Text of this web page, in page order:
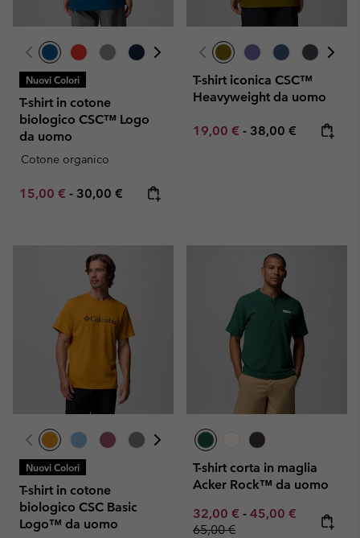
Nuovi Colori
T-shirt in cotone
biologico CSC™ Logo
da uomo
Cotone organico
Minimum sale price:
15,00 € - Maximum price:
30,00 €
T-shirt iconica CSC™
Heavyweight da uomo
Minimum sale price:
19,00 € - Maximum price:
38,00 €
Nuovi Colori
T-shirt in cotone
biologico CSC Basic
Logo™ da uomo
T-shirt corta in maglia
Acker Rock™ da uomo
Minimum sale price:
32,00 € - Maximum sale
45,00 € Regular
65,00 €